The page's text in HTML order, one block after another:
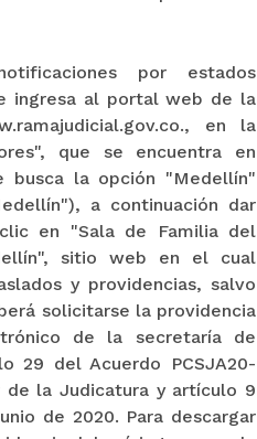
por estados
ingresa al portal web de la
en la
que se encuentra en
busca la opción "Medellín"
a continuación dar
en "Sala de Familia del
sitio web en el cual
y providencias, salvo
solicitarse la providencia
de la secretaría de
29 del Acuerdo PCSJA20-
de la Judicatura y artículo 9
de 2020. Para descargar